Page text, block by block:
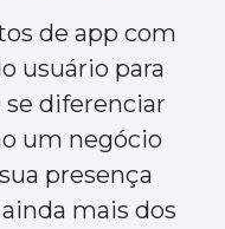
de app com
usuário para
se diferenciar
um negócio
presença
mais dos